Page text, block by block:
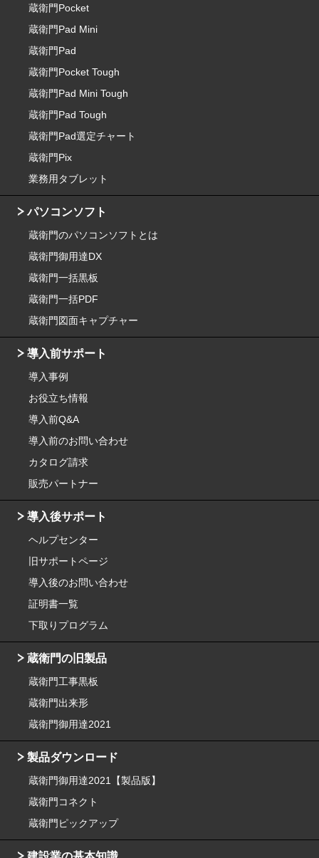
蔵衛門Pocket
蔵衛門Pad Mini
蔵衛門Pad
蔵衛門Pocket Tough
蔵衛門Pad Mini Tough
蔵衛門Pad Tough
蔵衛門Pad選定チャート
蔵衛門Pix
業務用タブレット
パソコンソフト
蔵衛門のパソコンソフトとは
蔵衛門御用達DX
蔵衛門一括黒板
蔵衛門一括PDF
蔵衛門図面キャプチャー
導入前サポート
導入事例
お役立ち情報
導入前Q&A
導入前のお問い合わせ
カタログ請求
販売パートナー
導入後サポート
ヘルプセンター
旧サポートページ
導入後のお問い合わせ
証明書一覧
下取りプログラム
蔵衛門の旧製品
蔵衛門工事黒板
蔵衛門出来形
蔵衛門御用達2021
製品ダウンロード
蔵衛門御用達2021【製品版】
蔵衛門コネクト
蔵衛門ピックアップ